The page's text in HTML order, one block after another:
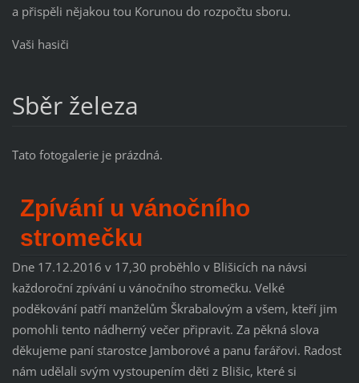
a přispěli nějakou tou Korunou do rozpočtu sboru.
Vaši hasiči
Sběr železa
Tato fotogalerie je prázdná.
Zpívání u vánočního
stromečku
Dne 17.12.2016 v 17,30 proběhlo v Blišicích na návsi
každoroční zpívání u vánočního stromečku. Velké
poděkování patří manželům Škrabalovým a všem, kteří jim
pomohli tento nádherný večer připravit. Za pěkná slova
děkujeme paní starostce Jamborové a panu farářovi. Radost
nám udělali svým vystoupením děti z Blišic, které si